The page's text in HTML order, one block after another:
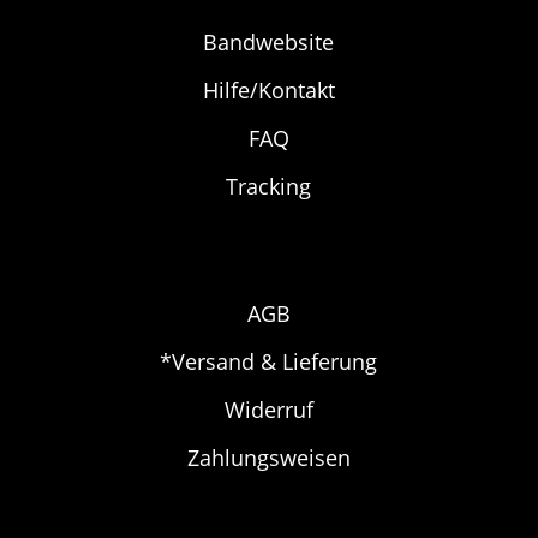
Bandwebsite
Hilfe/Kontakt
FAQ
Tracking
AGB
*Versand & Lieferung
Widerruf
Zahlungsweisen